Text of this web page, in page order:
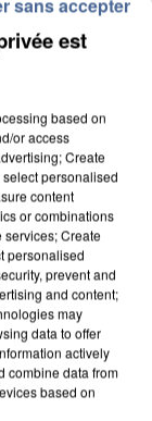
DE LA DZ
est
based on
or access
Create
personalised
content
or combinations
Create
personalised
prevent and
and content;
may
data to offer
actively
combine data from
based on